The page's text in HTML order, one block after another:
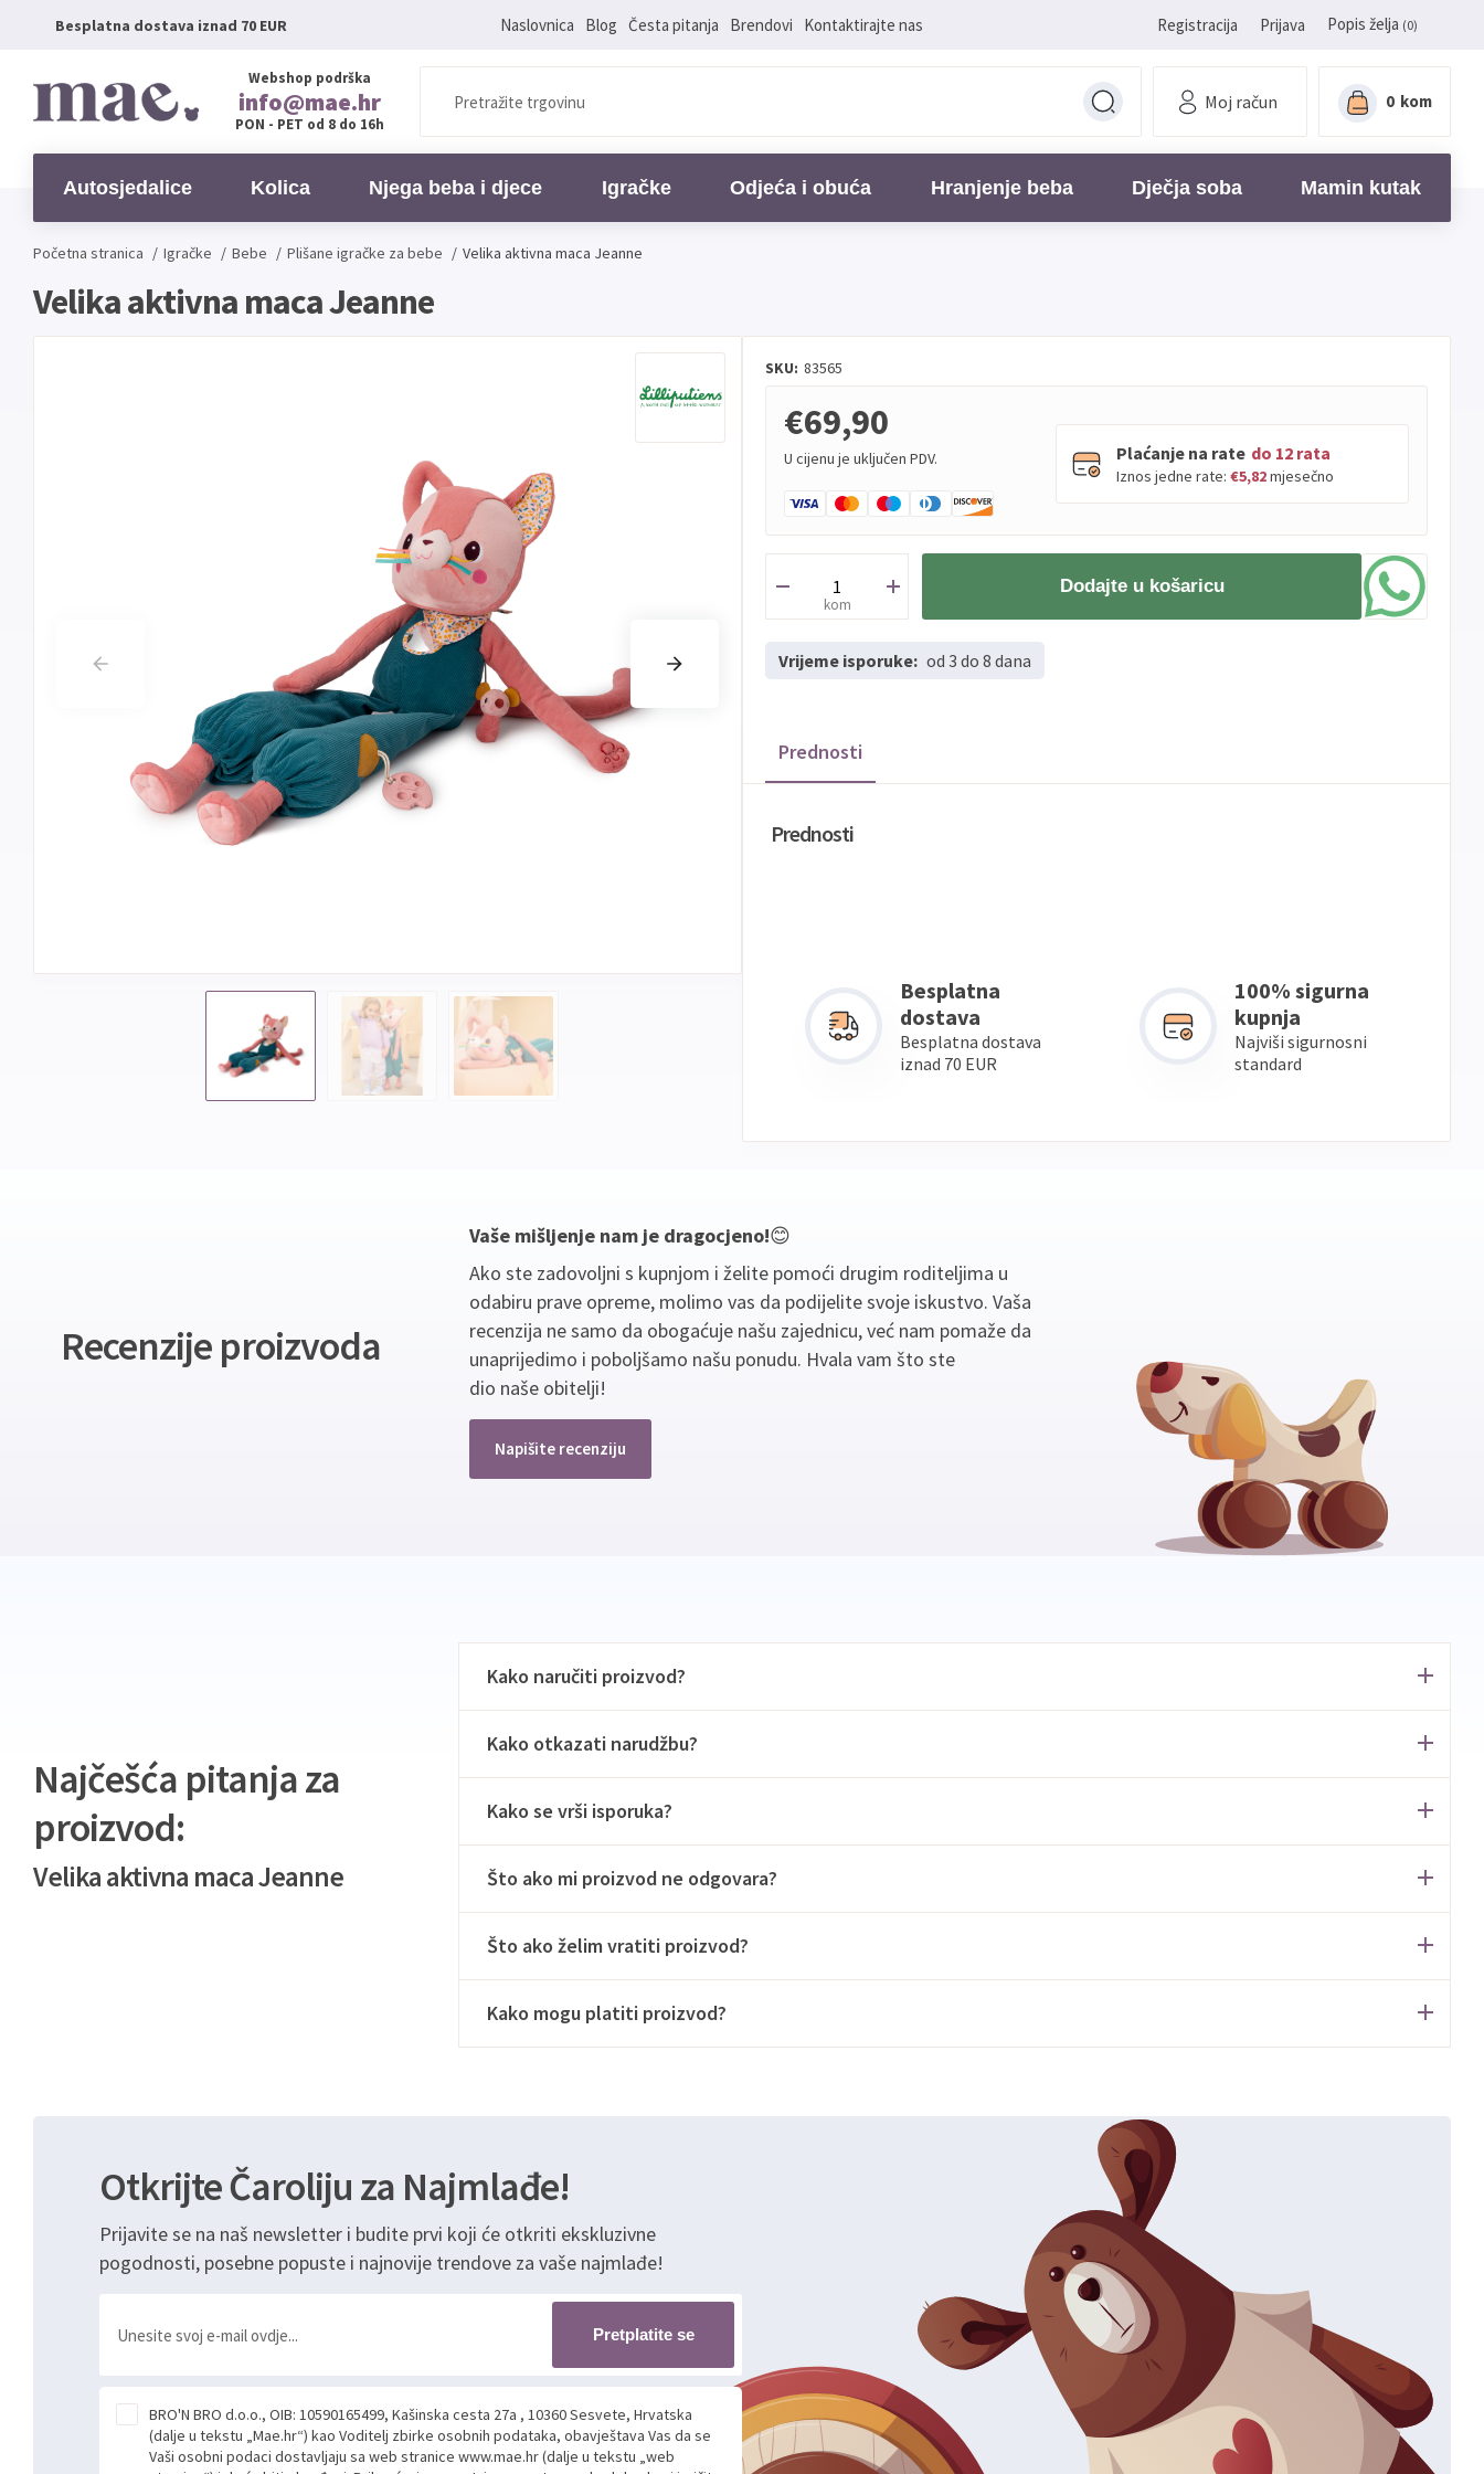
Besplatna dostava iznad 70 EUR Naslovnica Blog Česta pitanja Brendovi Kontaktirajte nas Registracija Prijava Popis želja (0)
Webshop podrška
info@mae.hr
PON - PET od 8 do 16h
Moj račun 0 kom
Autosjedalice Kolica Njega beba i djece Igračke Odjeća i obuća Hranjenje beba Dječja soba Mamin kutak
Početna stranica / Igračke / Bebe / Plišane igračke za bebe / Velika aktivna maca Jeanne
Velika aktivna maca Jeanne
SKU: 83565
€69,90
U cijenu je uključen PDV. Plaćanje na rate do 12 rata
Iznos jedne rate: €5,82mjesečno
PBZ Visa do12rata
PBZ
Visa
rata
kom
Dodajte u košaricu
Vrijeme isporuke: od 3 do 8 dana
Prednosti
Prednosti
Besplatna
dostava
Besplatna dostava
iznad 70 EUR
100% sigurna
kupnja
Najviši sigurnosni
standard
Recenzije proizvoda
Vaše mišljenje nam je dragocjeno!😊
Ako ste zadovoljni s kupnjom i želite pomoći drugim roditeljima u
odabiru prave opreme, molimo vas da podijelite svoje iskustvo. Vaša
recenzija ne samo da obogaćuje našu zajednicu, već nam pomaže da
unaprijedimo i poboljšamo našu ponudu. Hvala vam što ste
dio naše obitelji!
Napišite recenziju
Najčešća pitanja za
proizvod:
Velika aktivna maca Jeanne
Kako naručiti proizvod?
Kako otkazati narudžbu?
Kako se vrši isporuka?
Što ako mi proizvod ne odgovara?
Što ako želim vratiti proizvod?
Kako mogu platiti proizvod?
Otkrijte Čaroliju za Najmlađe!
Prijavite se na naš newsletter i budite prvi koji će otkriti ekskluzivne
pogodnosti, posebne popuste i najnovije trendove za vaše najmlađe!
Pretplatite se
BRO'N BRO d.o.o., OIB: 10590165499, Kašinska cesta 27a , 10360 Sesvete, Hrvatska
(dalje u tekstu „Mae.hr“) kao Voditelj zbirke osobnih podataka, obavještava Vas da se
Vaši osobni podaci dostavljaju sa web stranice www.mae.hr (dalje u tekstu „web